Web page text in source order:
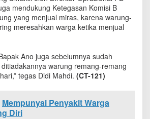
e
m
a
n
r
e
m
g
d
mendukung Ketegasan Komisi B
yang menjual miras, karena warung-
meresahkan warga ketika menjual
Ano juga sebelumnya sudah
warung remang-remang
tegas Didi Mahdi. (CT-121)
Mempunyai Penyakit Warga
Diri